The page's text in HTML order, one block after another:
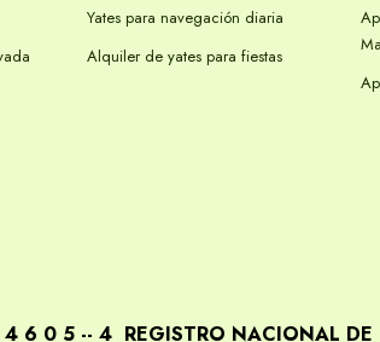
Yates para navegación diaria
Alquiler de yates para fiestas
6 0 5 -- 4 REGISTRO NACIONAL